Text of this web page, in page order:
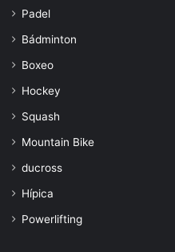
Padel
Bádminton
Boxeo
Hockey
Squash
Mountain Bike
ducross
Hípica
Powerlifting